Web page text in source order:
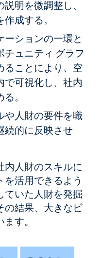
明を微調整し、
成する。
ションの一環と
チュニティ グラフ
ることにより、空
で可視化し、社内
。
や人財の要件を職
続的に反映させ
内人財のスキルに
活用できるよう
ていた人財を発掘
の結果、大きなビ
す。